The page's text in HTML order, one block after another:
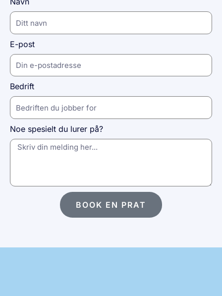
E-post
Bedrift
Noe spesielt du lurer på?
BOOK EN PRAT